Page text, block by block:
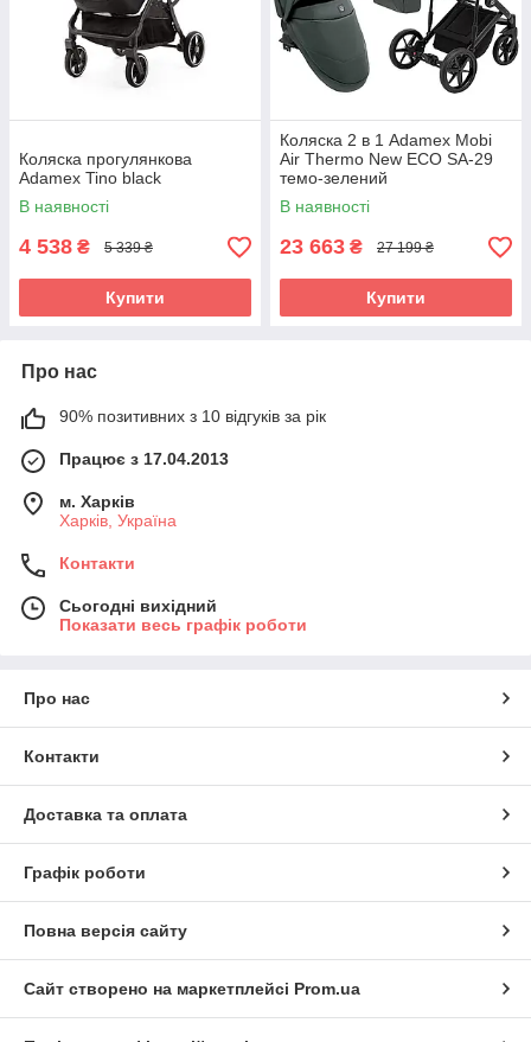
Коляска прогулянкова
Adamex Tino black
В наявності
4 538 ₴ 5 339 ₴
Купити
Коляска 2 в 1 Adamex Mobi
Air Thermo New ECO SA-29
темо-зелений
В наявності
23 663 ₴ 27 199 ₴
Купити
Про нас
90% позитивних з 10 відгуків за рік
Працює з 17.04.2013
м. Харків
Харків, Україна
Контакти
Сьогодні вихідний
Показати весь графік роботи
Про нас
Контакти
Доставка та оплата
Графік роботи
Повна версія сайту
Сайт створено на маркетплейсі Prom.ua